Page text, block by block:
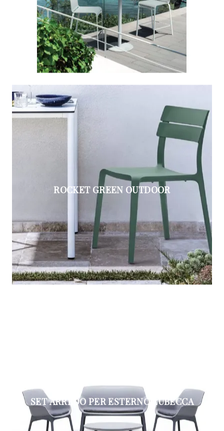
ROCKET GREEN OUTDOOR
SET ARREDO PER ESTERNO LUBECCA